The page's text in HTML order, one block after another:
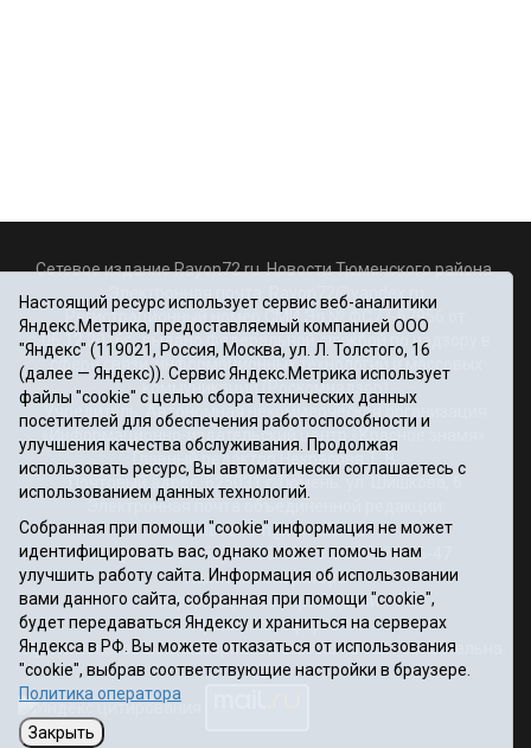
Сетевое издание Rayon72.ru. Новости Тюменского района.
Rayon72@yandex.ru
Регистрационный номер СМИ Эл № ФС77-67956 от
06.12.2016г., выдано Федеральной службой по надзору в
сфере связи, информационных технологий и массовых
коммуникаций (Роскомнадзор)
Учредитель: Автономная некоммерческая организация
«Информационно-издательский центр «Красное знамя».
Главный редактор Некрасова Т. В.
Почтовый адрес: 625031 г.Тюмень. ул. Шишкова, 6
Электронная почта объединенной редакции:
krasnoeznam@rambler.ru
Телефоны 8 (3452) 34-80-60, 69-56-73, 69-56-47
Политика оператора
Информация об учреждении
Публичная оферта
При использовании материалов ссылка на сайт обязательна.
12+
Настоящий ресурс использует сервис веб-аналитики
Яндекс.Метрика, предоставляемый компанией ООО
"Яндекс" (119021, Россия, Москва, ул. Л. Толстого, 16
(далее — Яндекс)). Сервис Яндекс.Метрика использует
файлы "cookie" с целью сбора технических данных
посетителей для обеспечения работоспособности и
улучшения качества обслуживания. Продолжая
использовать ресурс, Вы автоматически соглашаетесь с
использованием данных технологий.
Собранная при помощи "cookie" информация не может
идентифицировать вас, однако может помочь нам
улучшить работу сайта. Информация об использовании
вами данного сайта, собранная при помощи "cookie",
будет передаваться Яндексу и храниться на серверах
Яндекса в РФ. Вы можете отказаться от использования
"cookie", выбрав соответствующие настройки в браузере.
Политика оператора
Закрыть